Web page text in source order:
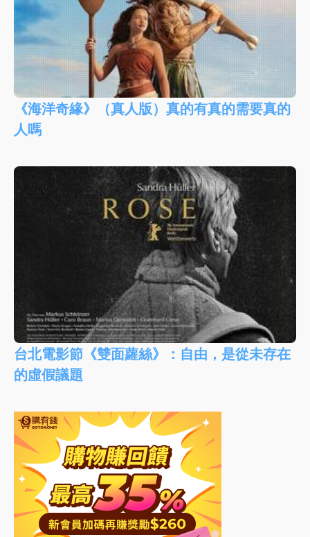
《海洋奇緣》（真人版）真的有真的需要真的
人嗎
台北電影節《雙面蘿絲》：自由，是從未存在
的虛假議題